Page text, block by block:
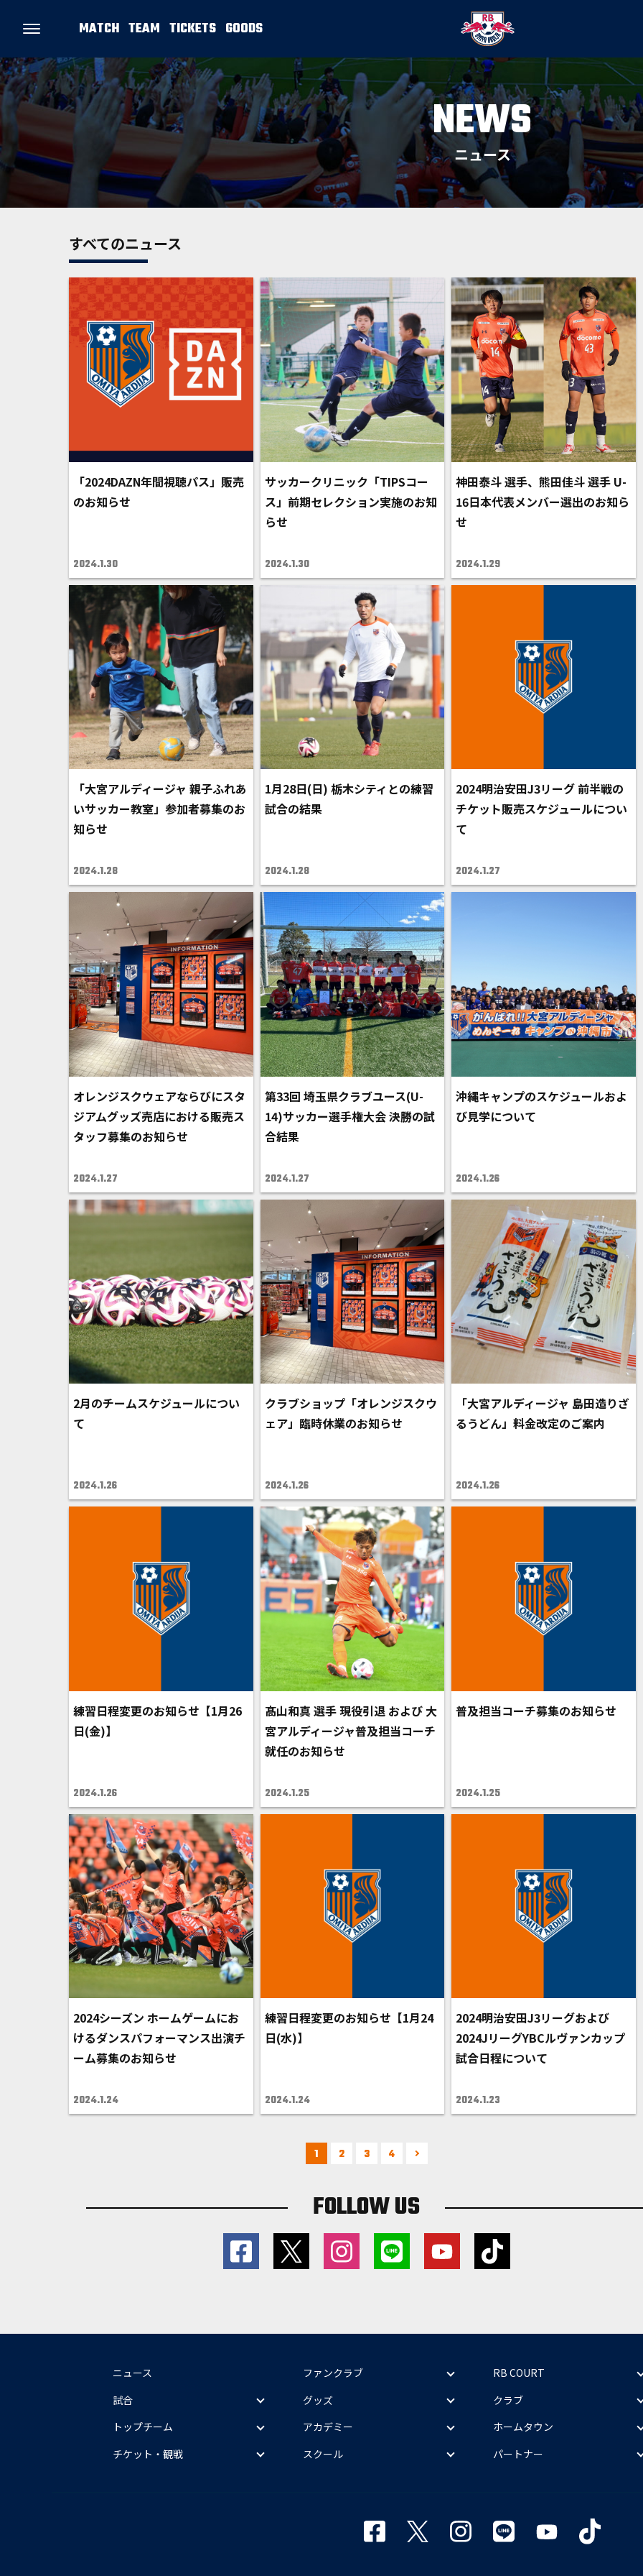
MATCH TEAM TICKETS GOODS
NEWS
ニュース
すべてのニュース
「2024DAZN年間視聴パス」販売
のお知らせ
2024.1.30
サッカークリニック「TIPSコー
ス」前期セレクション実施のお知
らせ
2024.1.30
神田泰斗 選手、熊田佳斗 選手 U-
16日本代表メンバー選出のお知ら
せ
2024.1.29
「大宮アルディージャ 親子ふれあ
いサッカー教室」参加者募集のお
知らせ
2024.1.28
1月28日(日) 栃木シティとの練習
試合の結果
2024.1.28
2024明治安田J3リーグ 前半戦の
チケット販売スケジュールについ
て
2024.1.27
オレンジスクウェアならびにスタ
ジアムグッズ売店における販売ス
タッフ募集のお知らせ
2024.1.27
第33回 埼玉県クラブユース(U-
14)サッカー選手権大会 決勝の試
合結果
2024.1.27
沖縄キャンプのスケジュールおよ
び見学について
2024.1.26
2月のチームスケジュールについ
て
2024.1.26
クラブショップ「オレンジスクウ
ェア」臨時休業のお知らせ
2024.1.26
「大宮アルディージャ 島田造りざ
るうどん」料金改定のご案内
2024.1.26
練習日程変更のお知らせ【1月26
日(金)】
2024.1.26
髙山和真 選手 現役引退 および 大
宮アルディージャ普及担当コーチ
就任のお知らせ
2024.1.25
普及担当コーチ募集のお知らせ
2024.1.25
2024シーズン ホームゲームにお
けるダンスパフォーマンス出演チ
ーム募集のお知らせ
2024.1.24
練習日程変更のお知らせ【1月24
日(水)】
2024.1.24
2024明治安田J3リーグおよび
2024JリーグYBCルヴァンカップ
試合日程について
2024.1.23
1 2 3 4
FOLLOW US
ニュース
試合
トップチーム
チケット・観戦
ファンクラブ
グッズ
アカデミー
スクール
RB COURT
クラブ
ホームタウン
パートナー